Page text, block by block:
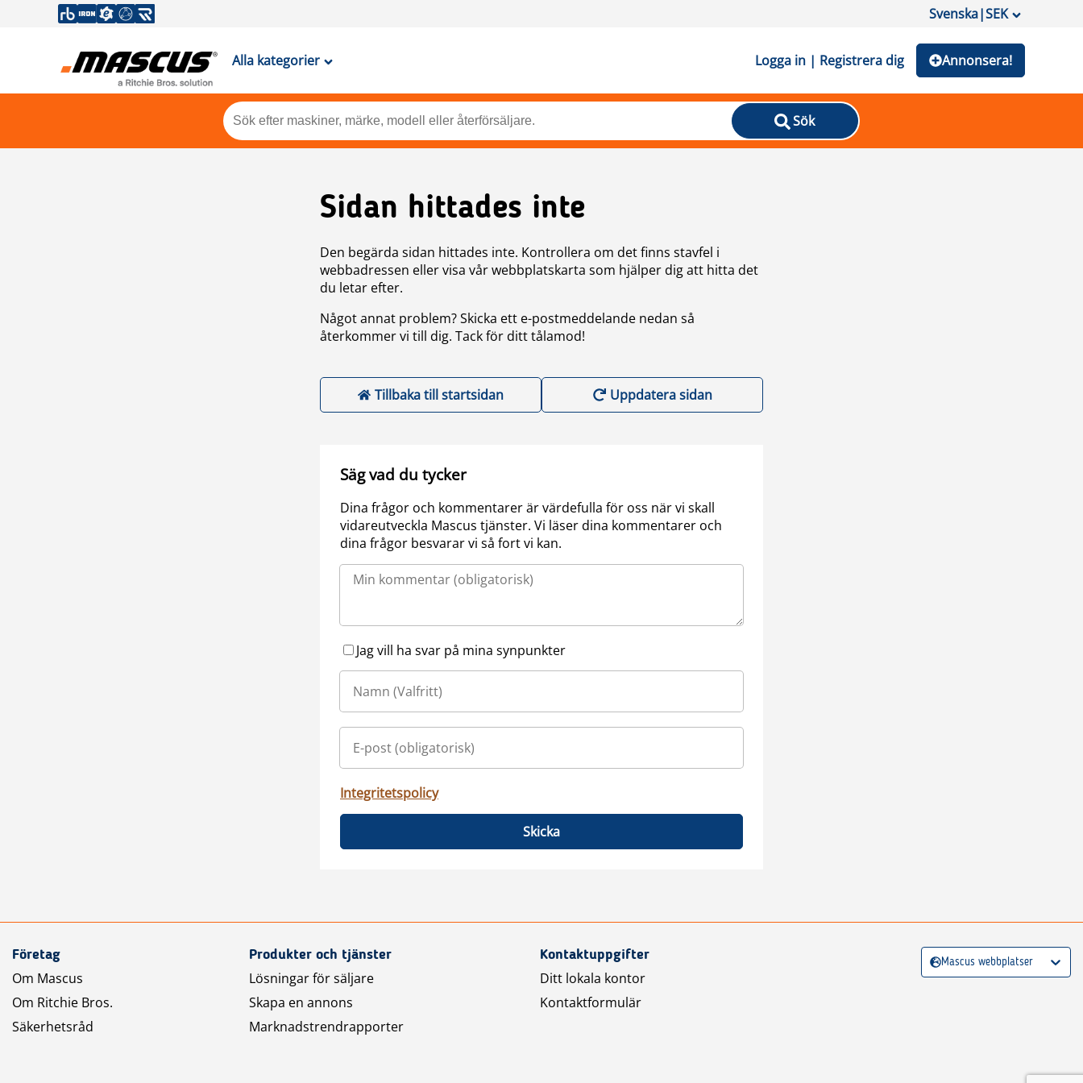
Svenska|SEK
Alla kategorier Logga in | Registrera dig Annonsera!
Sök
Sidan hittades inte
Den begärda sidan hittades inte. Kontrollera om det finns stavfel i
webbadressen eller visa vår webbplatskarta som hjälper dig att hitta det
du letar efter.
Något annat problem? Skicka ett e-postmeddelande nedan så
återkommer vi till dig. Tack för ditt tålamod!
Tillbaka till startsidan Uppdatera sidan
Säg vad du tycker
Dina frågor och kommentarer är värdefulla för oss när vi skall
vidareutveckla Mascus tjänster. Vi läser dina kommentarer och
dina frågor besvarar vi så fort vi kan.
Jag vill ha svar på mina synpunkter
Integritetspolicy
Skicka
Företag
Om Mascus
Om Ritchie Bros.
Säkerhetsråd
Produkter och tjänster
Lösningar för säljare
Skapa en annons
Marknadstrendrapporter
Kontaktuppgifter
Ditt lokala kontor
Kontaktformulär
Mascus webbplatser